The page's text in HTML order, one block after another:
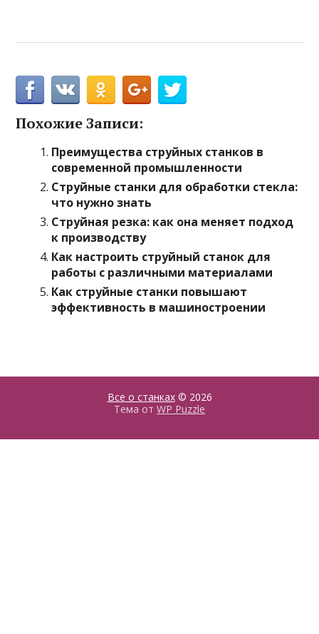
Похожие Записи:
Преимущества струйных станков в
современной промышленности
Струйные станки для обработки стекла:
что нужно знать
Струйная резка: как она меняет подход
к производству
Как настроить струйный станок для
работы с различными материалами
Как струйные станки повышают
эффективность в машиностроении
Все о станках© 2026
Тема от WP Puzzle